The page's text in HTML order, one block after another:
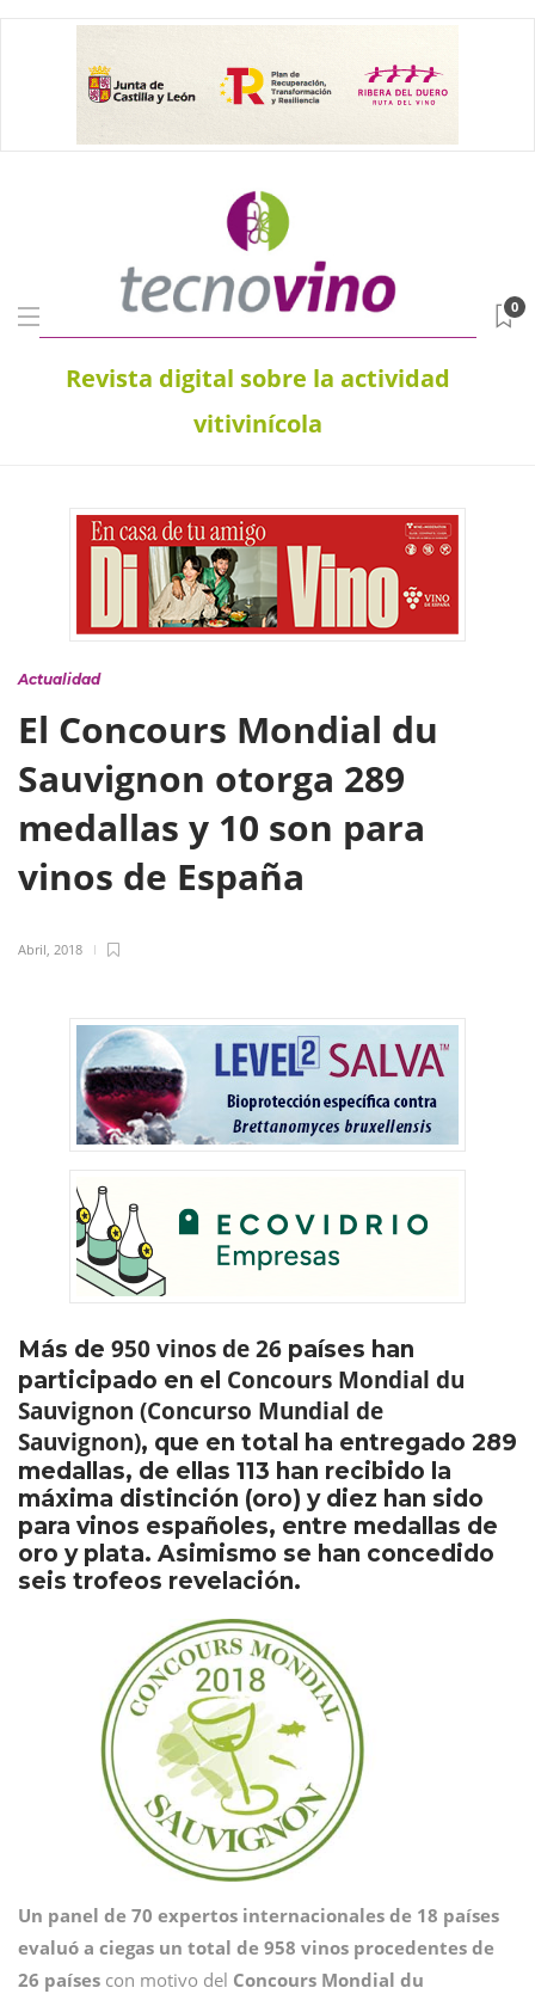
Revista digital sobre la actividad
vitivinícola
0
Actualidad
El Concours Mondial du
Sauvignon otorga 289
medallas y 10 son para
vinos de España
Abril, 2018
Más de 950 vinos de 26 países han
participado en el Concours Mondial du
Sauvignon (Concurso Mundial de
Sauvignon), que en total ha entregado 289
medallas, de ellas 113 han recibido la
máxima distinción (oro) y diez han sido
para vinos españoles, entre medallas de
oro y plata. Asimismo se han concedido
seis trofeos revelación.
Un panel de 70 expertos internacionales de 18 países
evaluó a ciegas un total de 958 vinos procedentes de
26 países con motivo del Concours Mondial du